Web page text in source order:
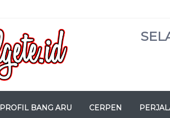
PROFIL BANG ARU CERPEN